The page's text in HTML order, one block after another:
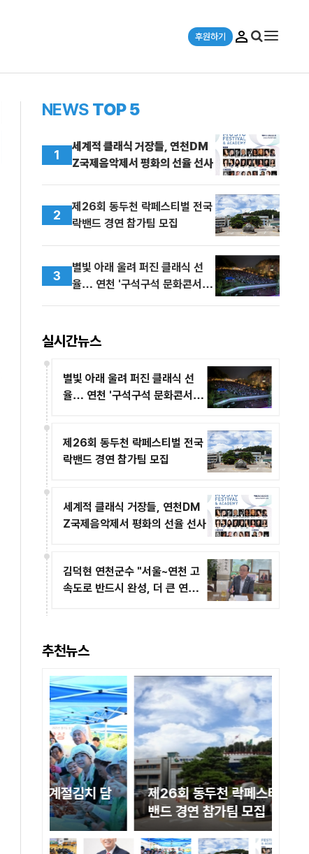
후원하기
NEWS TOP 5
1
세계적 클래식 거장들, 연천DM
Z국제음악제서 평화의 선율 선사
2
제26회 동두천 락페스티벌 전국
락밴드 경연 참가팀 모집
3
별빛 아래 울려 퍼진 클래식 선
율… 연천 '구석구석 문화콘서트'
실시간뉴스
별빛 아래 울려 퍼진 클래식 선
율… 연천 '구석구석 문화콘서트'
제26회 동두천 락페스티벌 전국
락밴드 경연 참가팀 모집
세계적 클래식 거장들, 연천DM
Z국제음악제서 평화의 선율 선사
김덕현 연천군수 "서울~연천 고
속도로 반드시 완성, 더 큰 연천
추천뉴스
제26회 동두천 락페스티벌 전국 락
밴드 경연 참가팀 모집